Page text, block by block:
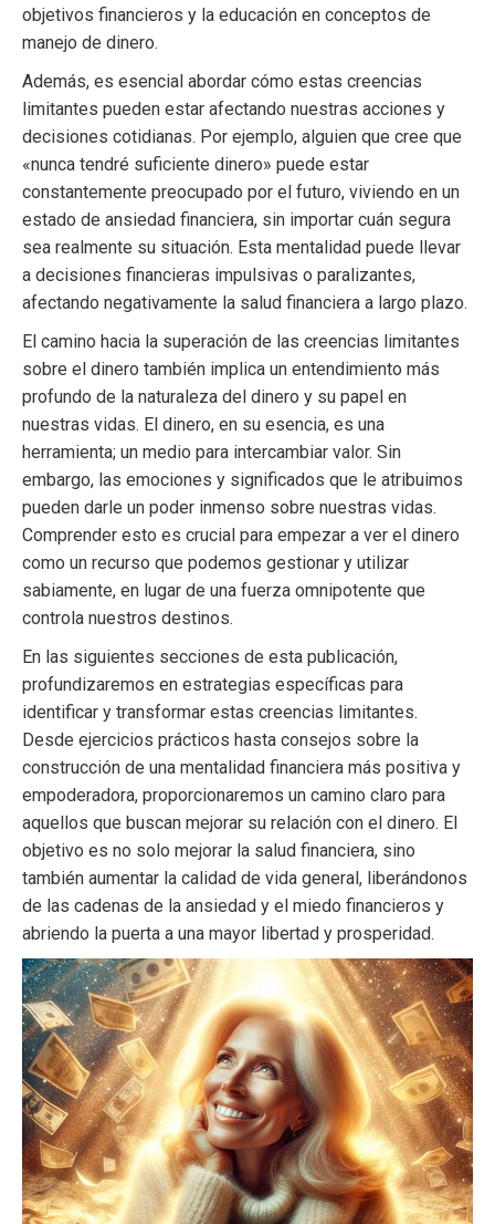
objetivos financieros y la educación en conceptos de
manejo de dinero.
Además, es esencial abordar cómo estas creencias
limitantes pueden estar afectando nuestras acciones y
decisiones cotidianas. Por ejemplo, alguien que cree que
«nunca tendré suficiente dinero» puede estar
constantemente preocupado por el futuro, viviendo en un
estado de ansiedad financiera, sin importar cuán segura
sea realmente su situación. Esta mentalidad puede llevar
a decisiones financieras impulsivas o paralizantes,
afectando negativamente la salud financiera a largo plazo.
El camino hacia la superación de las creencias limitantes
sobre el dinero también implica un entendimiento más
profundo de la naturaleza del dinero y su papel en
nuestras vidas. El dinero, en su esencia, es una
herramienta; un medio para intercambiar valor. Sin
embargo, las emociones y significados que le atribuimos
pueden darle un poder inmenso sobre nuestras vidas.
Comprender esto es crucial para empezar a ver el dinero
como un recurso que podemos gestionar y utilizar
sabiamente, en lugar de una fuerza omnipotente que
controla nuestros destinos.
En las siguientes secciones de esta publicación,
profundizaremos en estrategias específicas para
identificar y transformar estas creencias limitantes.
Desde ejercicios prácticos hasta consejos sobre la
construcción de una mentalidad financiera más positiva y
empoderadora, proporcionaremos un camino claro para
aquellos que buscan mejorar su relación con el dinero. El
objetivo es no solo mejorar la salud financiera, sino
también aumentar la calidad de vida general, liberándonos
de las cadenas de la ansiedad y el miedo financieros y
abriendo la puerta a una mayor libertad y prosperidad.